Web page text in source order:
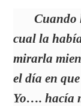
Cuando
cual la
mirarla
el día en
Yo…. hacía